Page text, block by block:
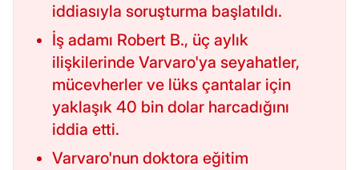
iddiasıyla soruşturma başlatıldı.
İş adamı Robert B., üç aylık
ilişkilerinde Varvaro'ya seyahatler,
mücevherler ve lüks çantalar için
yaklaşık 40 bin dolar harcadığını
iddia etti.
Varvaro'nun doktora eğitim